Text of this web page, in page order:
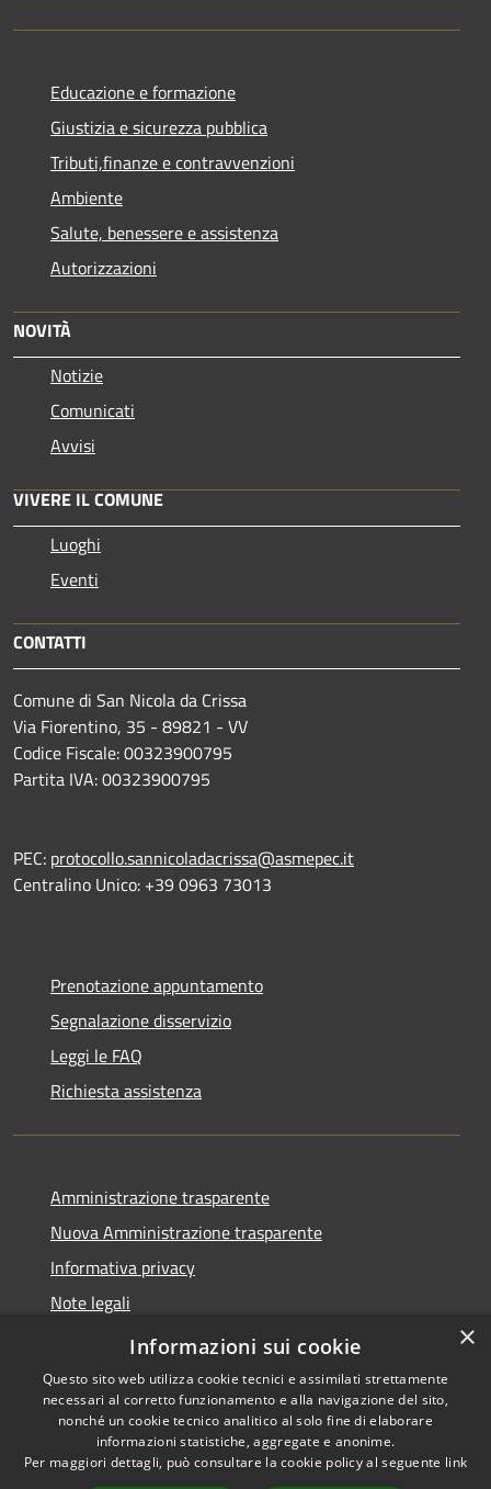
Educazione e formazione
Giustizia e sicurezza pubblica
Tributi,finanze e contravvenzioni
Ambiente
Salute, benessere e assistenza
Autorizzazioni
NOVITÀ
Notizie
Comunicati
Avvisi
VIVERE IL COMUNE
Luoghi
Eventi
CONTATTI
Comune di San Nicola da Crissa
Via Fiorentino, 35 - 89821 - VV
Codice Fiscale: 00323900795
Partita IVA: 00323900795
PEC: protocollo.sannicoladacrissa@asmepec.it
Centralino Unico: +39 0963 73013
Prenotazione appuntamento
Segnalazione disservizio
Leggi le FAQ
Richiesta assistenza
Amministrazione trasparente
Nuova Amministrazione trasparente
Informativa privacy
Note legali
Dichiarazione di accessibilità
Accessibilità
Copyright © 2026 • Comune di
San Nicola da Crissa • Powered
×
Informazioni sui cookie
Questo sito web utilizza cookie tecnici e assimilati strettamente
necessari al corretto funzionamento e alla navigazione del sito,
nonché un cookie tecnico analitico al solo fine di elaborare
informazioni statistiche, aggregate e anonime.
Per maggiori dettagli, può consultare la cookie policy al seguente link